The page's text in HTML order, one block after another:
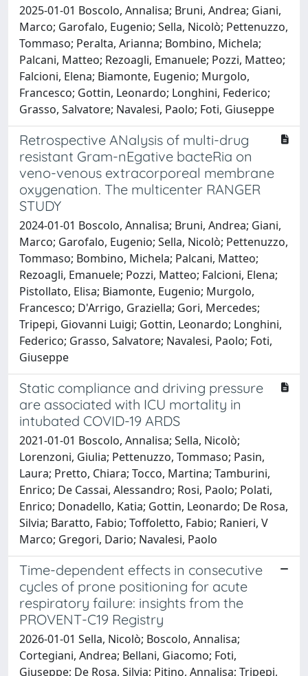
2025-01-01 Boscolo, Annalisa; Bruni, Andrea; Giani,
Marco; Garofalo, Eugenio; Sella, Nicolò; Pettenuzzo,
Tommaso; Peralta, Arianna; Bombino, Michela;
Palcani, Matteo; Rezoagli, Emanuele; Pozzi, Matteo;
Falcioni, Elena; Biamonte, Eugenio; Murgolo,
Francesco; Gottin, Leonardo; Longhini, Federico;
Grasso, Salvatore; Navalesi, Paolo; Foti, Giuseppe
Retrospective ANalysis of multi-drug
resistant Gram-nEgative bacteRia on
veno-venous extracorporeal membrane
oxygenation. The multicenter RANGER
STUDY
2024-01-01 Boscolo, Annalisa; Bruni, Andrea; Giani,
Marco; Garofalo, Eugenio; Sella, Nicolò; Pettenuzzo,
Tommaso; Bombino, Michela; Palcani, Matteo;
Rezoagli, Emanuele; Pozzi, Matteo; Falcioni, Elena;
Pistollato, Elisa; Biamonte, Eugenio; Murgolo,
Francesco; D'Arrigo, Graziella; Gori, Mercedes;
Tripepi, Giovanni Luigi; Gottin, Leonardo; Longhini,
Federico; Grasso, Salvatore; Navalesi, Paolo; Foti,
Giuseppe
Static compliance and driving pressure
are associated with ICU mortality in
intubated COVID-19 ARDS
2021-01-01 Boscolo, Annalisa; Sella, Nicolò;
Lorenzoni, Giulia; Pettenuzzo, Tommaso; Pasin,
Laura; Pretto, Chiara; Tocco, Martina; Tamburini,
Enrico; De Cassai, Alessandro; Rosi, Paolo; Polati,
Enrico; Donadello, Katia; Gottin, Leonardo; De Rosa,
Silvia; Baratto, Fabio; Toffoletto, Fabio; Ranieri, V
Marco; Gregori, Dario; Navalesi, Paolo
Time-dependent effects in consecutive
cycles of prone positioning for acute
respiratory failure: insights from the
PROVENT-C19 Registry
2026-01-01 Sella, Nicolò; Boscolo, Annalisa;
Cortegiani, Andrea; Bellani, Giacomo; Foti,
Giuseppe; De Rosa, Silvia; Pitino, Annalisa; Tripepi,